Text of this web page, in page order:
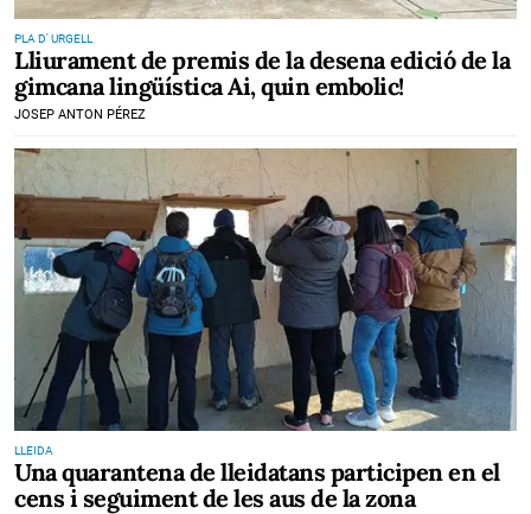
PLA D' URGELL
Lliurament de premis de la desena edició de la
gimcana lingüística Ai, quin embolic!
JOSEP ANTON PÉREZ
LLEIDA
Una quarantena de lleidatans participen en el
cens i seguiment de les aus de la zona